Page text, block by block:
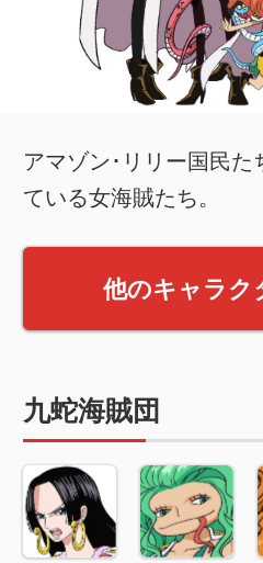
アマゾン･リリー国民た
ている女海賊たち。
他のキャラク
九蛇海賊団